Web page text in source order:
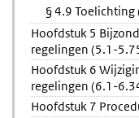
§ 4.9
Hoofdstuk 5
regelingen (5.1-
Hoofdstuk 6
regelingen (6.1-
Hoofdstuk 7